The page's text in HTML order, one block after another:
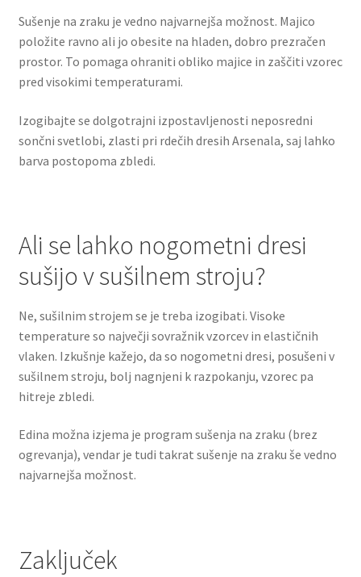
Sušenje na zraku je vedno najvarnejša možnost. Majico
položite ravno ali jo obesite na hladen, dobro prezračen
prostor. To pomaga ohraniti obliko majice in zaščiti vzorec
pred visokimi temperaturami.
Izogibajte se dolgotrajni izpostavljenosti neposredni
sončni svetlobi, zlasti pri rdečih dresih Arsenala, saj lahko
barva postopoma zbledi.
Ali se lahko nogometni dresi
sušijo v sušilnem stroju?
Ne, sušilnim strojem se je treba izogibati. Visoke
temperature so največji sovražnik vzorcev in elastičnih
vlaken. Izkušnje kažejo, da so nogometni dresi, posušeni v
sušilnem stroju, bolj nagnjeni k razpokanju, vzorec pa
hitreje zbledi.
Edina možna izjema je program sušenja na zraku (brez
ogrevanja), vendar je tudi takrat sušenje na zraku še vedno
najvarnejša možnost.
Zaključek